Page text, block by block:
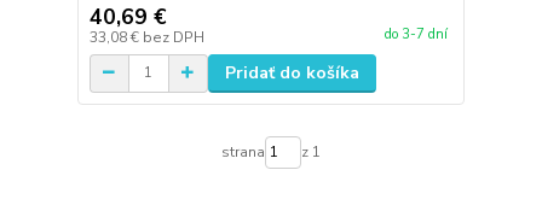
40,69 €
33,08 € bez DPH do 3-7 dní
Pridať do košíka
strana z 1